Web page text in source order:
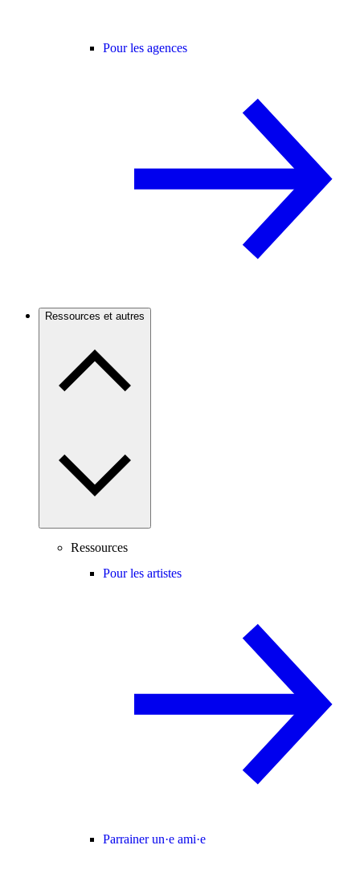
Pour les agences
Ressources et autres
Ressources
Pour les artistes
Parrainer un·e ami·e